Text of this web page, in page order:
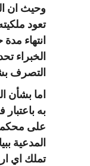
وحيث ان
تعود
انتهاء
الخبراء
التصرف
اما بشأن
به
على
المدعية
تملك اي